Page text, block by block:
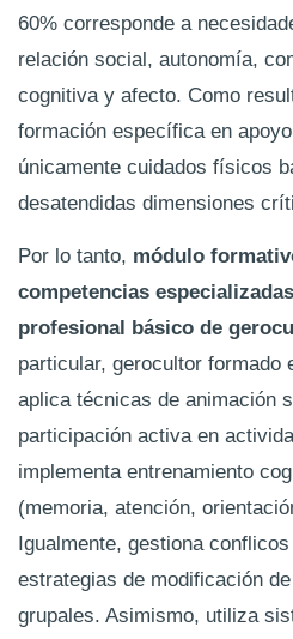
60% corresponde a
relación social, autonomía,
cognitiva y afecto. Como
formación específica en
únicamente cuidados físicos
desatendidas dimensiones
Por lo tanto, módulo
competencias
profesional básico de
particular, gerocultor formado
aplica técnicas de animación
participación activa en
implementa entrenamiento
(memoria, atención,
Igualmente, gestiona
estrategias de modificación
grupales. Asimismo, utiliza